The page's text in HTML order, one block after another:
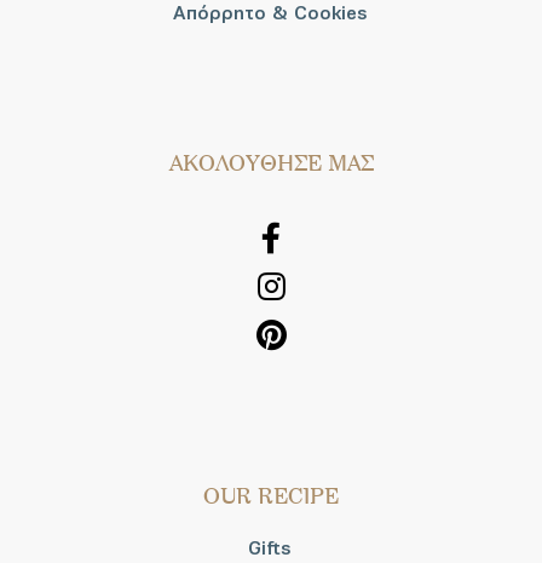
Απόρρητο & Cookies
AΚΟΛΟΥΘΗΣΕ ΜΑΣ
OUR RECIPE
Gifts